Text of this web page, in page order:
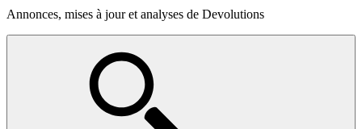
Annonces, mises à jour et analyses de Devolutions